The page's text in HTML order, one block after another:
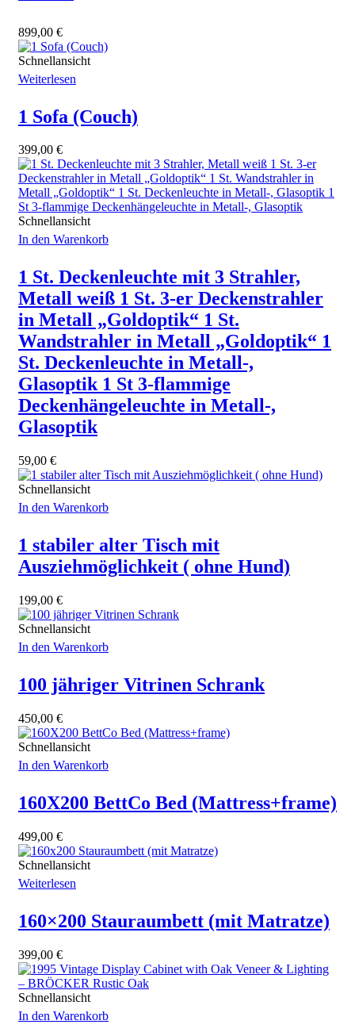
899,00 €
Schnellansicht
Weiterlesen
1 Sofa (Couch)
399,00 €
Schnellansicht
In den Warenkorb
1 St. Deckenleuchte mit 3 Strahler,
Metall weiß 1 St. 3-er Deckenstrahler
in Metall „Goldoptik“ 1 St.
Wandstrahler in Metall „Goldoptik“ 1
St. Deckenleuchte in Metall-,
Glasoptik 1 St 3-flammige
Deckenhängeleuchte in Metall-,
Glasoptik
59,00 €
Schnellansicht
In den Warenkorb
1 stabiler alter Tisch mit
Ausziehmöglichkeit ( ohne Hund)
199,00 €
Schnellansicht
In den Warenkorb
100 jähriger Vitrinen Schrank
450,00 €
Schnellansicht
In den Warenkorb
160X200 BettCo Bed (Mattress+frame)
499,00 €
Schnellansicht
Weiterlesen
160×200 Stauraumbett (mit Matratze)
399,00 €
Schnellansicht
In den Warenkorb